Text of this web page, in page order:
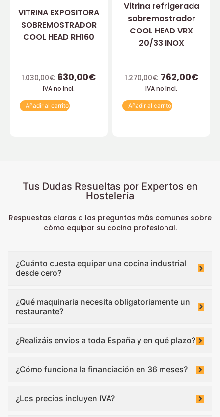
VITRINA EXPOSITORA
SOBREMOSTRADOR
COOL HEAD RH160
1.030,00€ 630,00€
IVA no Incl.
Añadir al carrito
Vitrina refrigerada
sobremostrador
COOL HEAD VRX
20/33 INOX
1.270,00€ 762,00€
IVA no Incl.
Añadir al carrito
Tus Dudas Resueltas por Expertos en
Hostelería
Respuestas claras a las preguntas más comunes sobre
cómo equipar su cocina profesional.
¿Cuánto cuesta equipar una cocina industrial
desde cero?
¿Qué maquinaria necesita obligatoriamente un
restaurante?
¿Realizáis envíos a toda España y en qué plazo?
¿Cómo funciona la financiación en 36 meses?
¿Los precios incluyen IVA?